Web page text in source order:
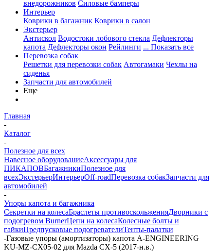
внедорожников Силовые бамперы
Интерьер
Коврики в багажник Коврики в салон
Экстерьер
Антискол Водостоки лобового стекла Дефлекторы
капота Дефлекторы окон Рейлинги ... Показать все
Перевозка собак
Решетки для перевозки собак Автогамаки Чехлы на
сиденья
Запчасти для автомобилей
Еще
Главная
-
Каталог
-
Полезное для всех
Навесное оборудованиеАксессуары для
ПИКАПОВБагажникиПолезное для
всехЭкстерьерИнтерьерOff-roadПеревозка собакЗапчасти для
автомобилей
-
Упоры капота и багажника
Секретки на колесаБраслеты противоскольженияДворники с
подогревом BurnerЦепи на колесаКолесные болты и
гайкиПредпусковые подогревателиТенты-палатки
-Газовые упоры (амортизаторы) капота A-ENGINEERING
KU-MZ-CX05-02 для Mazda CX-5 (2017-н.в.)